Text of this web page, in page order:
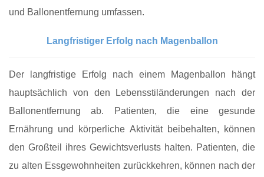
und Ballonentfernung umfassen.
Langfristiger Erfolg nach Magenballon
Der langfristige Erfolg nach einem Magenballon hängt
hauptsächlich von den Lebensstiländerungen nach der
Ballonentfernung ab. Patienten, die eine gesunde
Ernährung und körperliche Aktivität beibehalten, können
den Großteil ihres Gewichtsverlusts halten. Patienten, die
zu alten Essgewohnheiten zurückkehren, können nach der